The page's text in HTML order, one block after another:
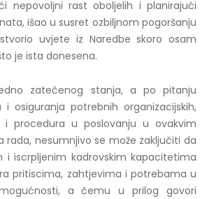
nepovoljni rast oboljelih i planirajući
išao u susret ozbiljnom pogoršanju
uvjete iz Naredbe skoro osam
je ista donesena.
zatečenog stanja, a po pitanju
i osiguranja potrebnih organizacijskih,
i procedura u poslovanju u ovakvim
nesumnjivo se može zaključiti da
i iscrpljenim kadrovskim kapacitetima
pritiscima, zahtjevima i potrebama u
a čemu u prilog govori